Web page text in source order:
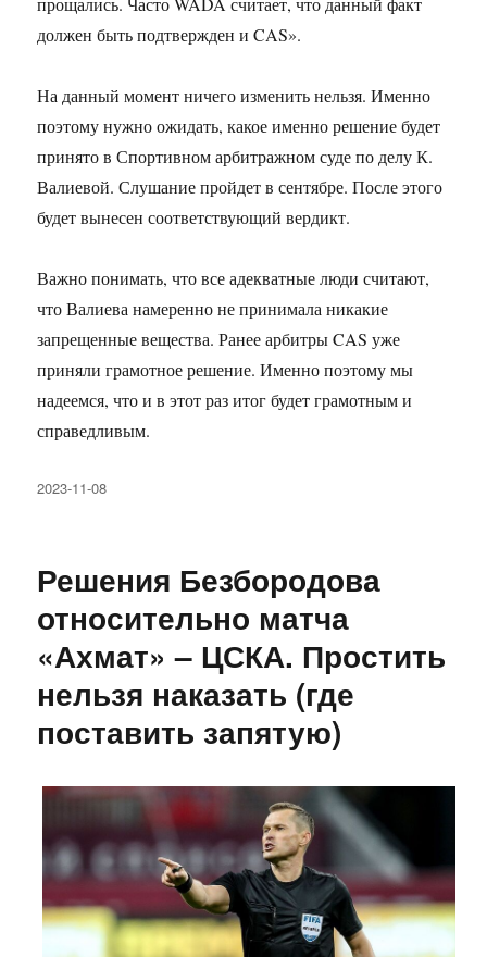
должен быть подтвержден и CAS».
На данный момент ничего изменить нельзя. Именно
поэтому нужно ожидать, какое именно решение будет
принято в Спортивном арбитражном суде по делу К.
Валиевой. Слушание пройдет в сентябре. После этого
будет вынесен соответствующий вердикт.
Важно понимать, что все адекватные люди считают,
что Валиева намеренно не принимала никакие
запрещенные вещества. Ранее арбитры CAS уже
приняли грамотное решение. Именно поэтому мы
надеемся, что и в этот раз итог будет грамотным и
справедливым.
Опубликовано
2023-11-08
Решения Безбородова
относительно матча
«Ахмат» – ЦСКА. Простить
нельзя наказать (где
поставить запятую)